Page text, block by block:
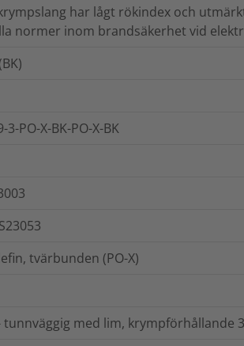
har lågt rökindex och
normer inom brandsäkerhet vid
3-PO-X-BK-PO-X-BK
tvärbunden (PO-X)
tunnväggig med lim, krympförhållande